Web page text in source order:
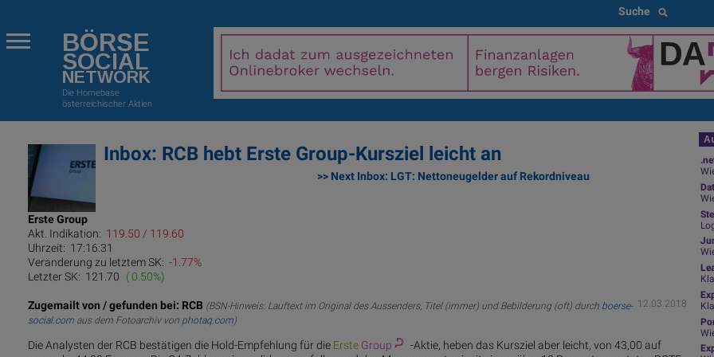
Suche
BÖRSE
SOCIAL
NETWORK
Die Homebase
österreichischer Aktien
Inbox: RCB hebt Erste Group-Kursziel leicht an
>> Next Inbox: LGT: Nettoneugelder auf Rekordniveau
Erste Group
Akt. Indikation: 119.50 / 119.60
Uhrzeit: 17:16:31
Veränderung zu letztem SK: -1.77%
Letzter SK: 121.70 ( 0.50%)
12.03.2018
Zugemailt von / gefunden bei: RCB (BSN-Hinweis: Lauftext im Original des Aussenders, Titel (immer) und Bebilderung (oft) durch boerse-
social.com aus dem Fotoarchiv von photaq.com)
Die Analysten der RCB bestätigen die Hold-Empfehlung für die Erste Group
-Aktie, heben das Kursziel aber leicht, von 43,00 auf